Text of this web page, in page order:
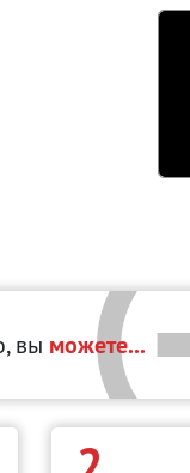
вы можете...